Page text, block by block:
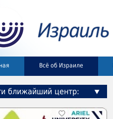
Всё об Израиле
ближайший центр: